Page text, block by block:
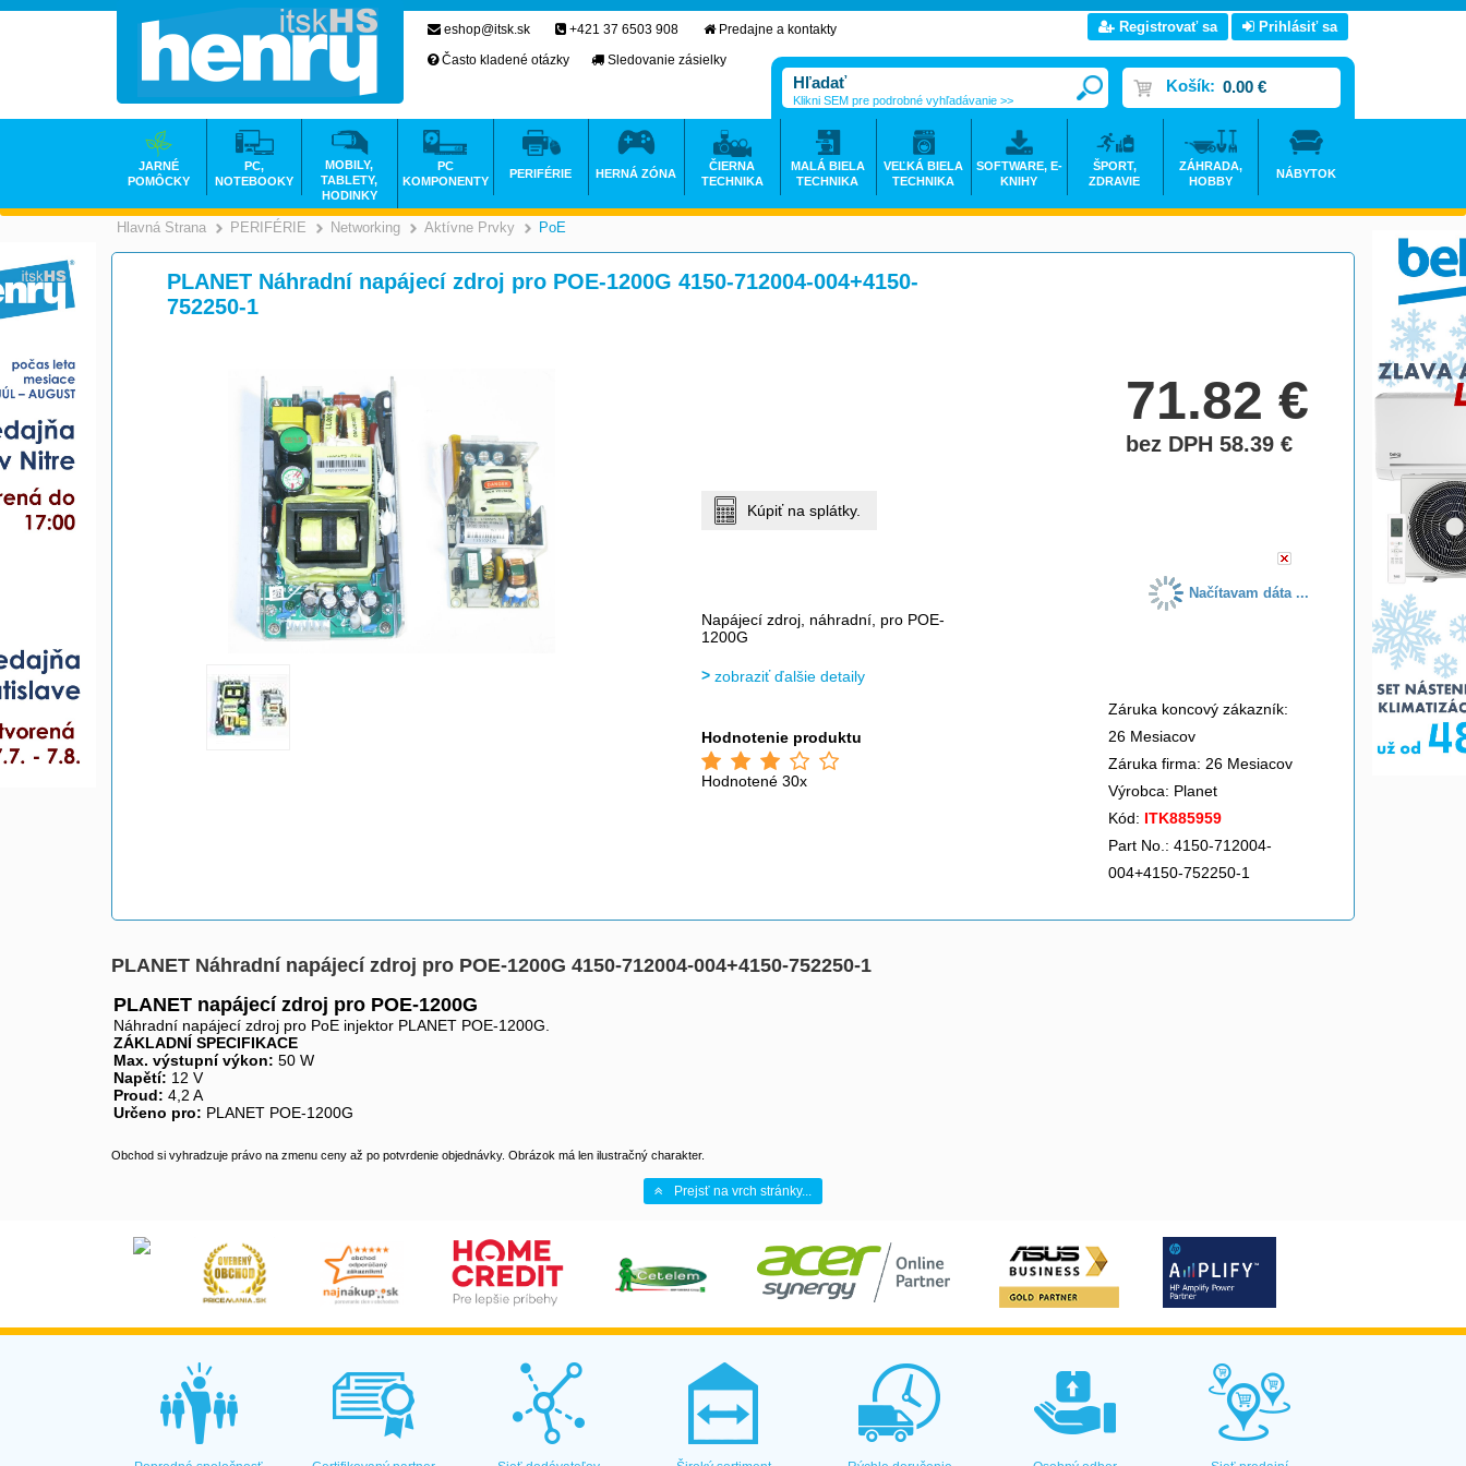
Hlavná Strana >
PERIFÉRIE >
Networking >
Aktívne Prvky >
PoE
PLANET Náhradní napájecí zdroj pro POE-1200G 4150-712004-004+4150-
752250-1
71.82€
bez DPH 58.39€
Kúpiť na splátky.
Načítavam dáta ...
Napájecí zdroj, náhradní, pro POE-
1200G
zobraziť ďalšie detaily
Hodnotenie produktu
Hodnotené 30x
Záruka koncový zákazník:
26 Mesiacov
Záruka firma: 26 Mesiacov
Výrobca: Planet
Kód: ITK885959
Part No.: 4150-712004-
004+4150-752250-1
PLANET Náhradní napájecí zdroj pro POE-1200G 4150-712004-004+4150-752250-1
PLANET napájecí zdroj pro POE-1200G
Náhradní napájecí zdroj pro PoE injektor PLANET POE-1200G.
ZÁKLADNÍ SPECIFIKACE
Max. výstupní výkon: 50 W
Napětí: 12 V
Proud: 4,2 A
Určeno pro: PLANET POE-1200G
Obchod si vyhradzuje právo na zmenu ceny až po potvrdenie objednávky. Obrázok má len ilustračný charakter.
Prejsť na vrch stránky...
eshop@itsk.sk +421 37 6503 908
Predajne a kontakty
Často kladené otázky
Sledovanie zásielky
Registrovať sa Prihlásiť sa
Košík: 0.00 €
Klikni SEM pre podrobné vyhľadávanie >>
JARNÉ
POMÔCKY
PC,
NOTEBOOKY
MOBILY,
TABLETY,
HODINKY
PC
KOMPONENTY
PERIFÉRIE HERNÁ ZÓNA
ČIERNA
TECHNIKA
MALÁ BIELA
TECHNIKA
VEĽKÁ BIELA
TECHNIKA
SOFTWARE, E-
KNIHY
ŠPORT,
ZDRAVIE
ZÁHRADA,
HOBBY
NÁBYTOK